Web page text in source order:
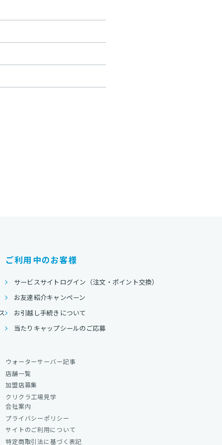
ご利用中のお客様
サービスサイトログイン（注文・ポイント交換）
お友達紹介キャンペーン
お引越し手続きについて
当たりキャップシールのご応募
ウォーターサーバー記事
店舗一覧
加盟店募集
クリクラ工場見学
会社案内
プライバシーポリシー
サイトのご利用について
特定商取引法に基づく表記